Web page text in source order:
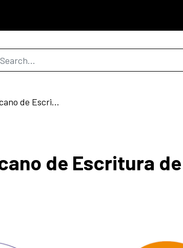
Bar
III Encuentro Centroamericano de Escritura de Mujeres «Ojo de Cuervo»
de Escritura de